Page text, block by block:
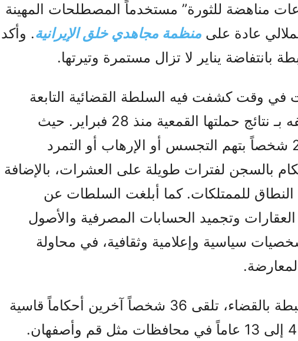
مناهضة للثورة” مستخدماً المصطلحات المهينة
عادة على منظمة مجاهدي خلق الإيرانية. وأكد
بانتفاضة يناير لا تزال مستمرة وتيرتها.
في وقت كشفت فيه السلطة القضائية التابعة
للنظام علناً عما تصفه بـ نتائج حملتها القمعية منذ 28 فبراير. حيث
أعلنت عن إعدام 29 شخصاً بتهم التجسس أو الإرهاب أو التمرد
بالسجن لفترات طويلة على العشرات، بالإضافة
للممتلكات. كما أبلغت السلطات عن
العقارات وتجميد الحسابات المصرفية والأصول
سياسية وإعلامية وثقافية، في محاولة
ووفقاً للتقارير المرتبطة بالقضاء، تلقى 36 شخصاً آخرين أحكاماً قاسية
بالسجن تتراوح بين 4 إلى 13 عاماً في محافظات مثل قم وأصفهان.